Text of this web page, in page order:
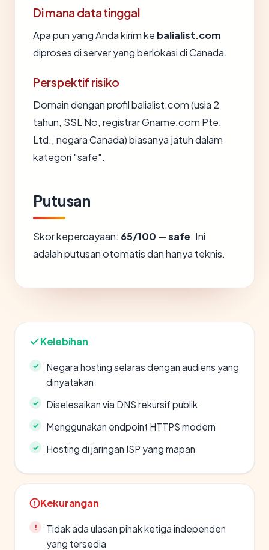
Di mana data tinggal
Apa pun yang Anda kirim ke balialist.com
diproses di server yang berlokasi di Canada.
Perspektif risiko
Domain dengan profil balialist.com (usia 2
tahun, SSL No, registrar Gname.com Pte.
Ltd., negara Canada) biasanya jatuh dalam
kategori "safe".
Putusan
Skor kepercayaan: 65/100 —safe. Ini
adalah putusan otomatis dan hanya teknis.
Kelebihan
Negara hosting selaras dengan audiens yang
dinyatakan
Diselesaikan via DNS rekursif publik
Menggunakan endpoint HTTPS modern
Hosting di jaringan ISP yang mapan
Kekurangan
Tidak ada ulasan pihak ketiga independen
yang tersedia